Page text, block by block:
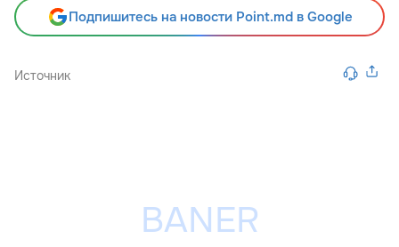
Подпишитесь на новости Point.md в Google
Источник